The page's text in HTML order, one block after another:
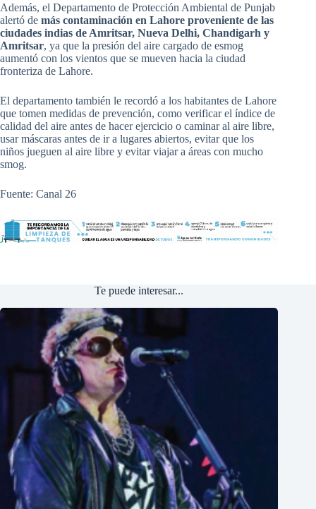
Además, el Departamento de Protección Ambiental de Punjab
alertó de más contaminación en Lahore proveniente de las
ciudades indias de Amritsar, Nueva Delhi, Chandigarh y
Amritsar, ya que la presión del aire cargado de esmog
aumentó con los vientos que se mueven hacia la ciudad
fronteriza de Lahore.
El departamento también le recordó a los habitantes de Lahore
que tomen medidas de prevención, como verificar el índice de
calidad del aire antes de hacer ejercicio o caminar al aire libre,
usar máscaras antes de ir a lugares abiertos, evitar que los
niños jueguen al aire libre y evitar viajar a áreas con mucho
smog.
Fuente: Canal 26
Te puede interesar...